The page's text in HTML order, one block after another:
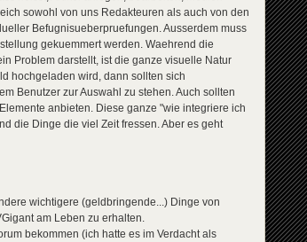
sowohl von uns Redakteuren als auch von den
Befugnisueberpruefungen. Ausserdem muss
gekuemmert werden. Waehrend die
Problem darstellt, ist die ganze visuelle Natur
hochgeladen wird, dann sollten sich
Benutzer zur Auswahl zu stehen. Auch sollten
anbieten. Diese ganze "wie integriere ich
die Dinge die viel Zeit fressen. Aber es geht
wichtigere (geldbringende...) Dinge von
am Leben zu erhalten.
bekommen (ich hatte es im Verdacht als